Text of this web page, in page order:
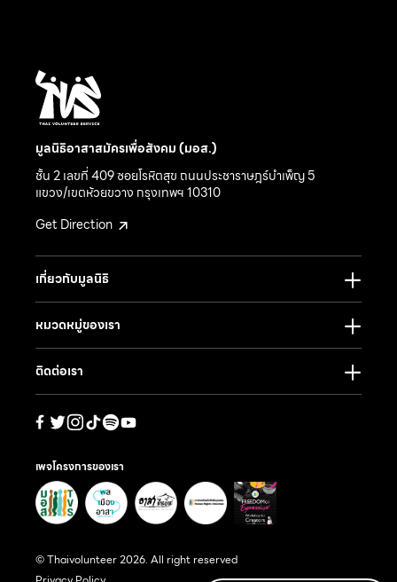
มูลนิธิอาสาสมัครเพื่อสังคม (มอส.)
ชั้น 2 เลขที่ 409 ซอยโรหิตสุข ถนนประชาราษฎร์บำเพ็ญ 5
แขวง/เขตห้วยขวาง กรุงเทพฯ 10310
Get Direction
เกี่ยวกับมูลนิธิ
หมวดหมู่ของเรา
ติดต่อเรา
เพจโครงการของเรา
© Thaivolunteer 2026. All right reserved